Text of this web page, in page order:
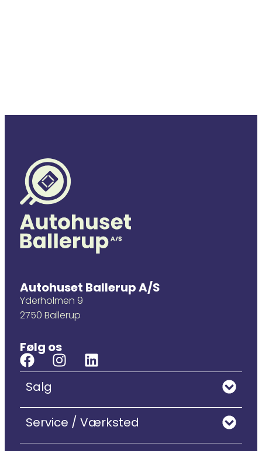
Autohuset Ballerup A/S
Yderholmen 9
2750 Ballerup
Følg os
Salg
Service / Værksted